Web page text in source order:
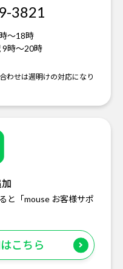
3821
～18時
9時～20時
わせは週明けの対応になり
と「mouse お客様サポ
こちら